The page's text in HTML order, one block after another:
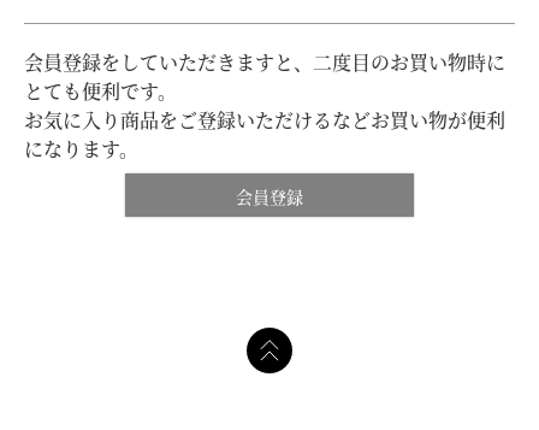
会員登録をしていただきますと、二度目のお買い物時に
とても便利です。
お気に入り商品をご登録いただけるなどお買い物が便利
になります。
会員登録